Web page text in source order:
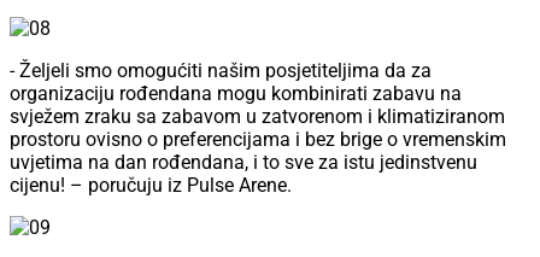
- Željeli smo omogućiti našim posjetiteljima da za
organizaciju rođendana mogu kombinirati zabavu na
svježem zraku sa zabavom u zatvorenom i klimatiziranom
prostoru ovisno o preferencijama i bez brige o vremenskim
uvjetima na dan rođendana, i to sve za istu jedinstvenu
cijenu! – poručuju iz Pulse Arene.